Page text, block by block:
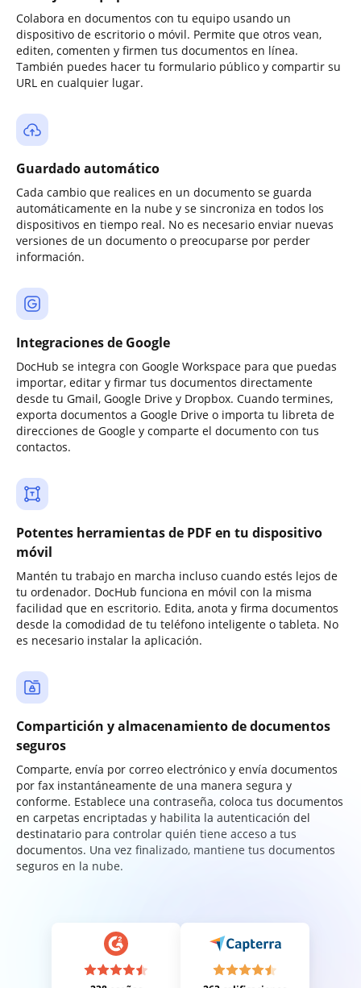
Colabora en documentos con tu equipo usando un
dispositivo de escritorio o móvil. Permite que otros vean,
editen, comenten y firmen tus documentos en línea.
También puedes hacer tu formulario público y compartir su
URL en cualquier lugar.
Guardado automático
Cada cambio que realices en un documento se guarda
automáticamente en la nube y se sincroniza en todos los
dispositivos en tiempo real. No es necesario enviar nuevas
versiones de un documento o preocuparse por perder
información.
Integraciones de Google
DocHub se integra con Google Workspace para que puedas
importar, editar y firmar tus documentos directamente
desde tu Gmail, Google Drive y Dropbox. Cuando termines,
exporta documentos a Google Drive o importa tu libreta de
direcciones de Google y comparte el documento con tus
contactos.
Potentes herramientas de PDF en tu dispositivo
móvil
Mantén tu trabajo en marcha incluso cuando estés lejos de
tu ordenador. DocHub funciona en móvil con la misma
facilidad que en escritorio. Edita, anota y firma documentos
desde la comodidad de tu teléfono inteligente o tableta. No
es necesario instalar la aplicación.
Compartición y almacenamiento de documentos
seguros
Comparte, envía por correo electrónico y envía documentos
por fax instantáneamente de una manera segura y
conforme. Establece una contraseña, coloca tus documentos
en carpetas encriptadas y habilita la autenticación del
destinatario para controlar quién tiene acceso a tus
documentos. Una vez finalizado, mantiene tus documentos
seguros en la nube.